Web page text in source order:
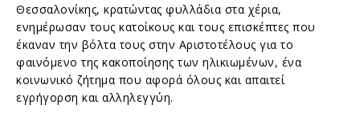
Θεσσαλονίκης, κρατώντας φυλλάδια στα χέρια,
ενημέρωσαν τους κατοίκους και τους επισκέπτες που
έκαναν την βόλτα τους στην Αριστοτέλους για το
φαινόμενο της κακοποίησης των ηλικιωμένων, ένα
κοινωνικό ζήτημα που αφορά όλους και απαιτεί
εγρήγορση και αλληλεγγύη.